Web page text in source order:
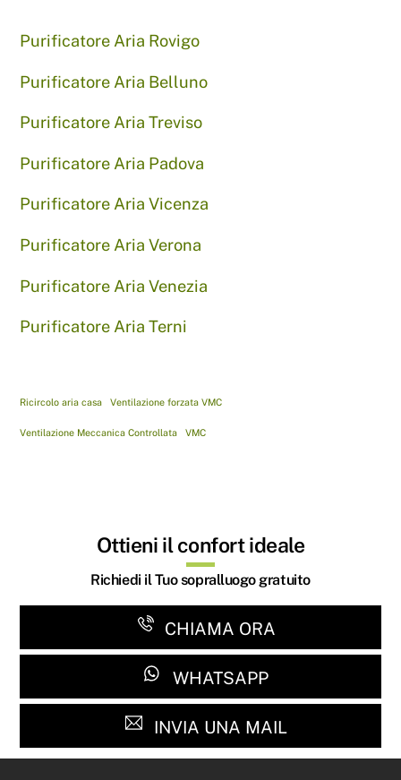
Purificatore Aria Rovigo
Purificatore Aria Belluno
Purificatore Aria Treviso
Purificatore Aria Padova
Purificatore Aria Vicenza
Purificatore Aria Verona
Purificatore Aria Venezia
Purificatore Aria Terni
Ricircolo aria casa Ventilazione forzata VMC
Ventilazione Meccanica Controllata VMC
Ottieni il confort ideale
Richiedi il Tuo sopralluogo gratuito
CHIAMA ORA
WHATSAPP
INVIA UNA MAIL